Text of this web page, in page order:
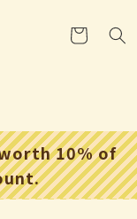
物
10% of